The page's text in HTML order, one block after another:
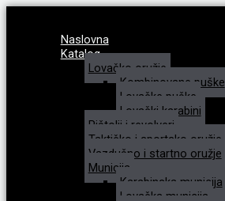
Naslovna
Katalog
Lovačko oružje
Kombinovane puške
Lovačke puške
Lovački karabini
Pištolji i revolveri
Taktičko i sportsko oružje
Vazdušno i startno oružje
Municija
Karabinska municija
Lovačka municija